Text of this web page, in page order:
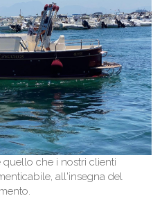
che i nostri clienti
all'insegna del